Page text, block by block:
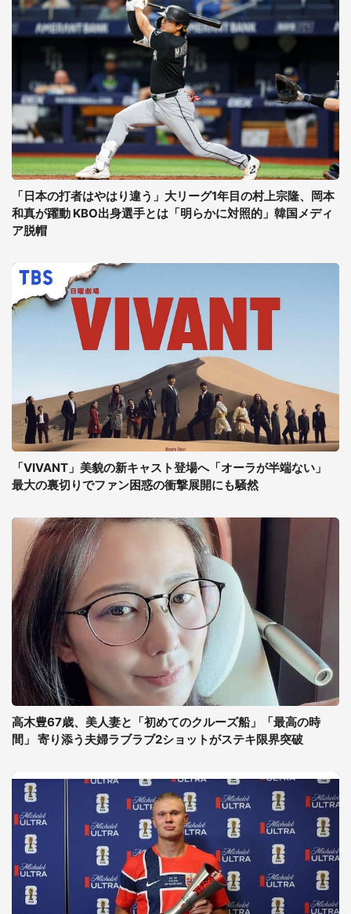
「日本の打者はやはり違う」大リーグ1年目の村上宗隆、岡本
和真が躍動 KBO出身選手とは「明らかに対照的」韓国メディ
ア脱帽
「VIVANT」美貌の新キャスト登場へ「オーラが半端ない」
最大の裏切りでファン困惑の衝撃展開にも騒然
高木豊67歳、美人妻と「初めてのクルーズ船」「最高の時
間」 寄り添う夫婦ラブラブ2ショットがステキ限界突破